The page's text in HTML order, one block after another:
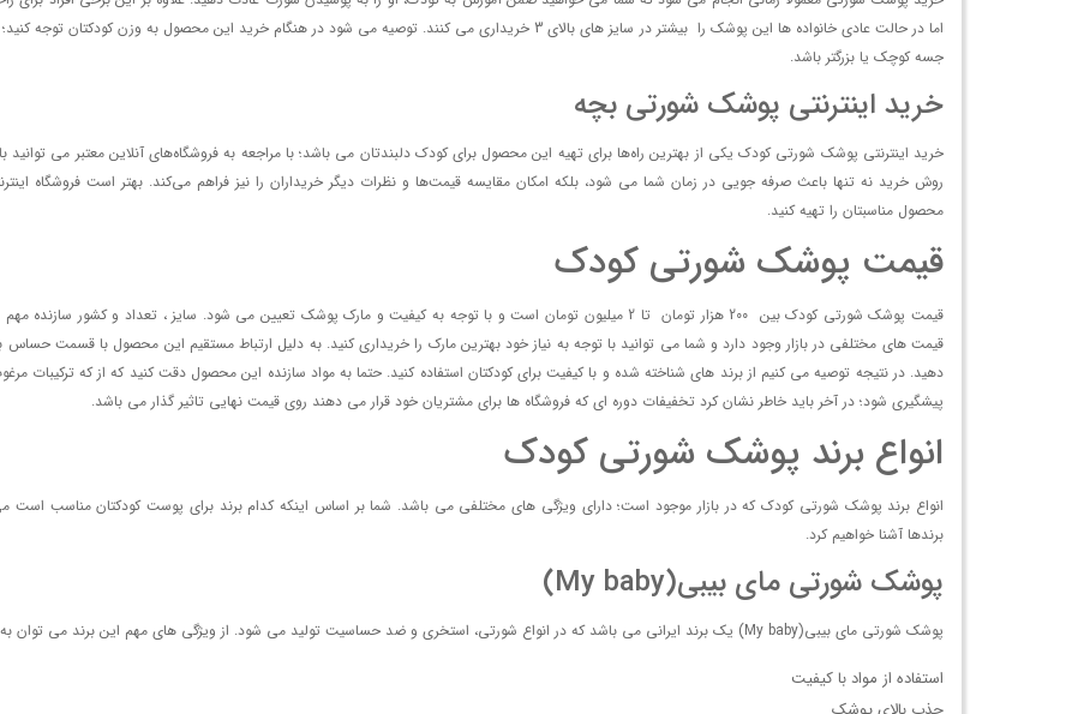
اما در حالت عادی خانواده ها این پوشک را بیشتر در سایز های بالای 3 خریداری می کنند. توصیه می شود در هنگام خرید این
جسه کوچک یا بزرگتر باشد.
خرید اینترنتی پوشک شورتی بچه
خرید اینترنتی پوشک شورتی کودک یکی از بهترین راه‌ها برای تهیه این محصول برای کودک دلبندتان می باشد؛ با مراجعه به فروشگاه‌های آنلاین معتبر می
روش خرید نه تنها باعث صرفه جویی در زمان شما می شود، بلکه امکان مقایسه قیمت‌ها و نظرات دیگر خریداران را نیز فراهم می‌کند. بهتر است فروشگاه
محصول مناسبتان را تهیه کنید.
قیمت پوشک شورتی کودک
قیمت پوشک شورتی کودک بین 200 هزار تومان تا 2 میلیون تومان است و با توجه به کیفیت و مارک پوشک تعیین می شود. سایز ،
قیمت های مختلفی در بازار وجود دارد و شما می توانید با توجه به نیاز خود بهترین مارک را خریداری کنید. به دلیل ارتباط مستقیم این محصول با قسمت
دهید. در نتیجه توصیه می کنیم از برند های شناخته شده و با کیفیت برای کودکتان استفاده کنید. حتما به مواد سازنده این محصول دقت کنید که از که
پیشگیری شود؛ در آخر باید خاطر نشان کرد تخفیفات دوره ای که فروشگاه ها برای مشتریان خود قرار می دهند روی قیمت نهایی تاثیر گذار می باشد.
انواع برند پوشک شورتی کودک
انواع برند پوشک شورتی کودک که در بازار موجود است؛ دارای ویژگی های مختلفی می باشد. شما بر اساس اینکه کدام برند برای پوست کودکتان مناسب است می
برندها آشنا خواهیم کرد.
پوشک شورتی مای بیبی(My baby)
پوشک شورتی مای بیبی(My baby) یک برند ایرانی می باشد که در انواع شورتی، استخری و ضد حساسیت تولید می شود. از ویژگی های مهم این برند می توان به موارد زیر اشاره کرد:
استفاده از مواد با کیفیت